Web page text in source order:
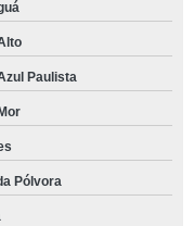
Paulista
Pólvora